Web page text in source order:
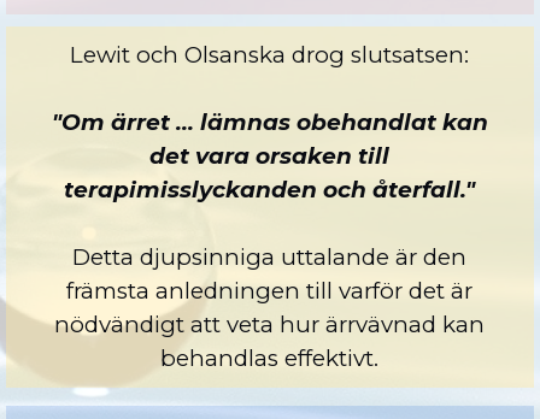
Lewit och Olsanska drog slutsatsen:
"Om ärret ... lämnas obehandlat kan
det vara orsaken till
terapimisslyckanden och återfall."
Detta djupsinniga uttalande är den
främsta anledningen till varför det är
nödvändigt att veta hur ärrvävnad kan
behandlas effektivt.